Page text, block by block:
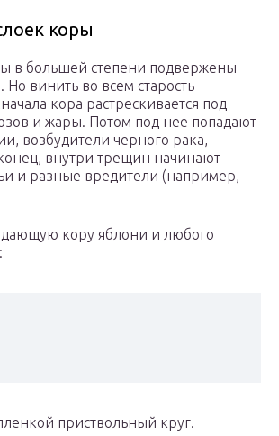
коры
в большей степени подвержены
Но винить во всем старость
кора растрескивается под
и жары. Потом под нее попадают
возбудители черного рака,
внутри трещин начинают
и разные вредители (например,
кору яблони и любого
приствольный круг.